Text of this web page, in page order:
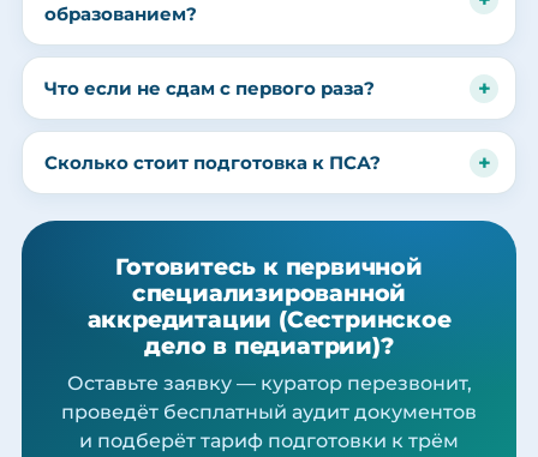
образованием?
Что если не сдам с первого раза?
Сколько стоит подготовка к ПСА?
Готовитесь к первичной
специализированной
аккредитации (Сестринское
дело в педиатрии)?
Оставьте заявку — куратор перезвонит,
проведёт бесплатный аудит документов
и подберёт тариф подготовки к трём